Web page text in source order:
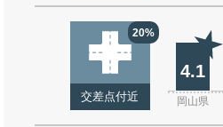
20%
交差点付近
4.1
岡山県